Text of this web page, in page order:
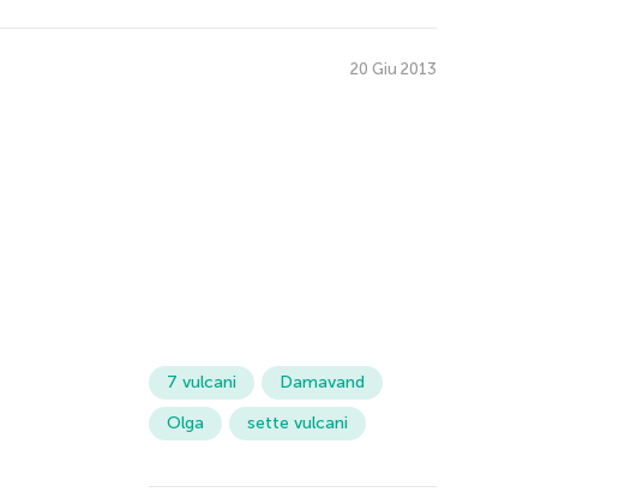
20 Giu 2013
7 vulcani
Damavand
Olga
sette vulcani